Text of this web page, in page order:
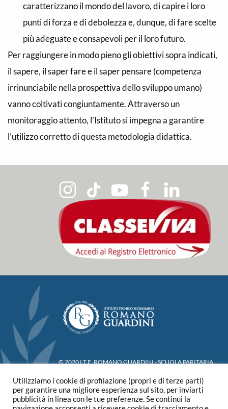
caratterizzano il mondo del lavoro, di capire i loro
punti di forza e di debolezza e, dunque, di fare scelte
più adeguate e consapevoli per il loro futuro.
Per raggiungere in modo pieno gli obiettivi sopra indicati,
il sapere, il saper fare e il saper pensare (competenza
irrinunciabile nella prospettiva dello sviluppo umano)
vanno coltivati congiuntamente. Attraverso un
monitoraggio attento, l’Istituto si impegna a garantire
l’utilizzo corretto di questa metodologia didattica.
© 2020 I.T.E. ROMANO GUARDINI - SCUOLA PARITARIA
Telefono +39 045 912666 - Email: info@istitutoguardini.it
Privacy Policy - Cookies Policy -Whistleblowing
Utilizziamo i cookie di profilazione (propri e di terze parti)
per garantire una migliore esperienza sul sito, per inviarti
pubblicità in linea con le tue preferenze. Se continui la